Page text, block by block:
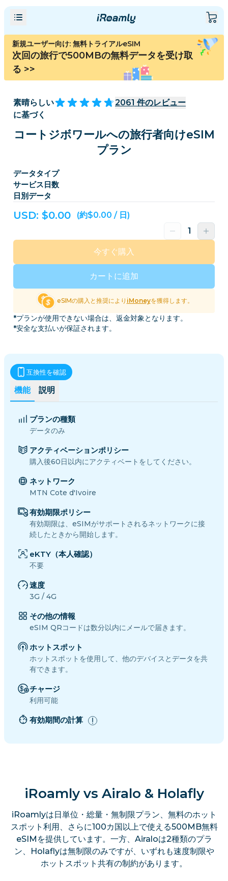
新規ユーザー向け: 無料トライアルeSIM
次回の旅行で500MBの無料データを受け取
る >>
素晴らしい 2061 件のレビュー
に基づく
コートジボワールへの旅行者向けeSIM
プラン
データタイプ
サービス日数
日別データ
USD: $0.00 (約$0.00 / 日)
カートに追加
今すぐ購入
eSIMの購入と推奨により iMoneyを獲得します。
*プランが使用できない場合は、返金対象となります。
*安全な支払いが保証されます。
機能 説明
互換性を確認
プランの種類
データのみ
アクティベーションポリシー
購入後60日以内にアクティベートをしてください。
ネットワーク
MTN Cote d'Ivoire
有効期限ポリシー
有効期限は、eSIMがサポートされるネットワークに接
続したときから開始します。
eKTY（本人確認）
不要
速度
3G / 4G
その他の情報
eSIM QRコードは数分以内にメールで届きます。
ホットスポット
ホットスポットを使用して、他のデバイスとデータを共
有できます。
チャージ
利用可能
有効期間の計算
iRoamly vs Airalo & Holafly
iRoamlyは日単位・総量・無制限プラン、無料のホット
スポット利用、さらに100カ国以上で使える500MB無料
eSIMを提供しています。一方、Airaloは2種類のプラ
ン、Holaflyは無制限のみですが、いずれも速度制限や
ホットスポット共有の制約があります。